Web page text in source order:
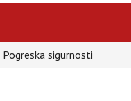
Pogreska sigurnosti